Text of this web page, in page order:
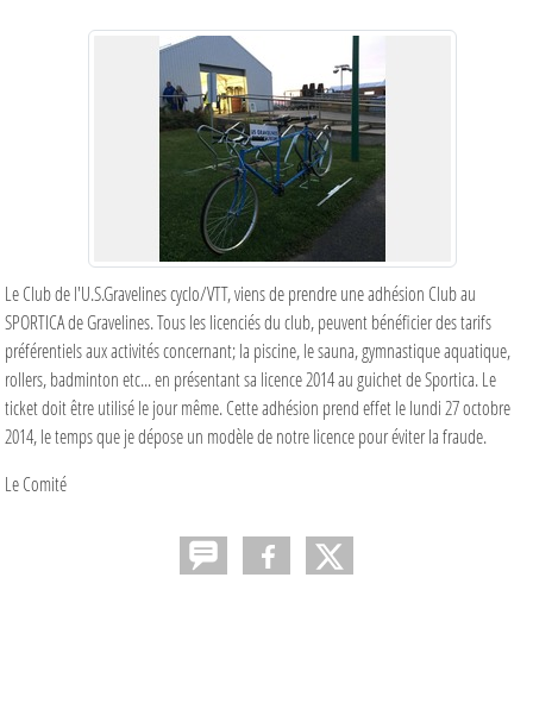
Le Club de l'U.S.Gravelines cyclo/VTT, viens de prendre une adhésion Club au
SPORTICA de Gravelines. Tous les licenciés du club, peuvent bénéficier des tarifs
préférentiels aux activités concernant; la piscine, le sauna, gymnastique aquatique,
rollers, badminton etc... en présentant sa licence 2014 au guichet de Sportica. Le
ticket doit être utilisé le jour même. Cette adhésion prend effet le lundi 27 octobre
2014, le temps que je dépose un modèle de notre licence pour éviter la fraude.
Le Comité